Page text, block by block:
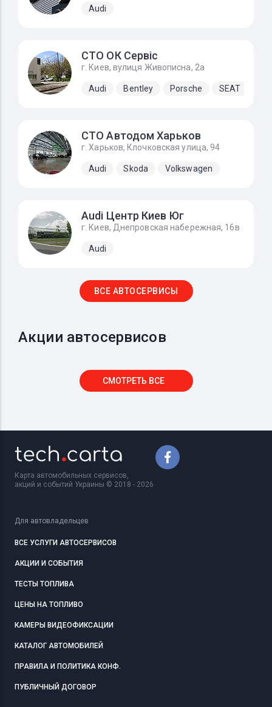
Audi
СТО ОК Сервіс
г. Киев, вулиця Живописна, 2а
Audi Bentley Porsche SEAT
СТО Автодом Харьков
г. Харьков, Клочковская улица, 94
Audi Skoda Volkswagen
Audi Центр Киев Юг
г. Киев, Днепровская набережная, 16в
Audi
ВСЕ АВТОСЕРВИСЫ
Акции автосервисов
СМОТРЕТЬ ВСЕ
Карта автомобильных сервисов,
акций и событий Украины © 2018 - 2026
Для автовладельцев
ВСЕ УСЛУГИ АВТОСЕРВИСОВ
АКЦИИ И СОБЫТИЯ
ТЕСТЫ ТОПЛИВА
ЦЕНЫ НА ТОПЛИВО
КАМЕРЫ ВИДЕОФИКСАЦИИ
КАТАЛОГ АВТОМОБИЛЕЙ
ПРАВИЛА И ПОЛИТИКА КОНФ.
ПУБЛИЧНЫЙ ДОГОВОР